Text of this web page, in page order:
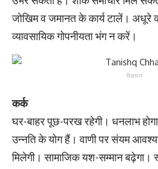
जोखिम व जमानत के कार्य टालें। अधूरे
व्यावसायिक गोपनीयता भंग न करें।
विज्ञापन
कर्क
घर-बाहर पूछ-परख रहेगी। धनलाभ
उन्नति के योग हैं। वाणी पर संयम
मिलेगी। सामाजिक यश-सम्मान बढ़ेगा।